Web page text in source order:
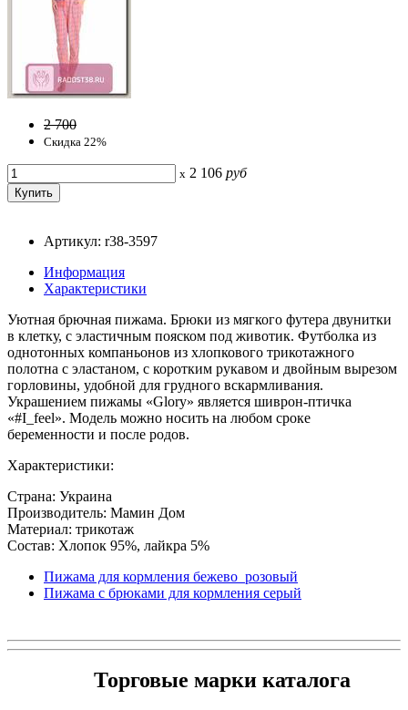
2 700
Скидка 22%
x 2 106 руб
Артикул: r38-3597
Информация
Характеристики
Уютная брючная пижама. Брюки из мягкого футера двунитки
в клетку, с эластичным пояском под животик. Футболка из
однотонных компаньонов из хлопкового трикотажного
полотна с эластаном, с коротким рукавом и двойным вырезом
горловины, удобной для грудного вскармливания.
Украшением пижамы «Glory» является шиврон-птичка
«#I_feel». Модель можно носить на любом сроке
беременности и после родов.
Характеристики:
Страна: Украина
Производитель: Мамин Дом
Материал: трикотаж
Состав: Хлопок 95%, лайкра 5%
Пижама для кормления бежево_розовый
Пижама с брюками для кормления серый
Торговые марки каталога